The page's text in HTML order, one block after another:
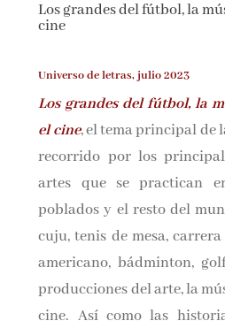
Los grandes del fútbol, la
cine
Universo de letras, julio 2023
Los grandes del fútbol, la
el cine, el tema principal de
recorrido por los
artes que se practican
poblados y el resto del
cuju, tenis de mesa,
americano, bádminton,
producciones del arte, la
cine. Así como las
¡Suscríbete y No
Nada!
Únete a nuestra comunidad
literatura y recibe las
reseñas directamente en tu
Nombre*